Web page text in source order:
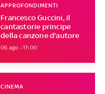
Francesco Guccini, il
cantastorie principe
della canzone d'autore
APPROFONDIMENTI
06 ago - 11:00
CINEMA